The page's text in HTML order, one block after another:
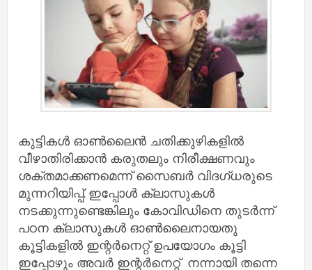
കുട്ടികള്‍ ഓണ്‍ലൈന്‍ ചതിക്കുഴികളില്‍
വീഴാതിരിക്കാന്‍ കരുതലും നിരീക്ഷണവും
ശക്തമാക്കണമെന്ന് സൈബര്‍ വിദഗ്ധരുടെ
മുന്നറിയിപ്പ്. ഇപ്പോൾ ക്ലാസുകൾ
നടക്കുന്നുണ്ടെങ്കിലും കോവിഡിനെ തുടര്‍ന്ന്
പഠന ക്ലാസുകള്‍ ഓണ്‍ലൈനായതു
കൂട്ടികളിൽ ഇന്റര്‍നെറ്റ് ഉപയോഗം കൂട്ടി
ഇപ്പോഴും അവർ ഇന്റർനെറ്റ് നന്നായി തന്നെ